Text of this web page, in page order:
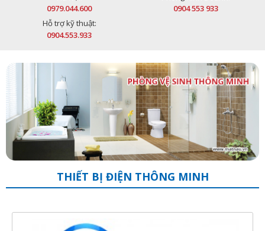
0979.044.600
0904 553 933
Hỗ trợ kỹ thuật:
0904.553.933
THIẾT BỊ ĐIỆN THÔNG MINH